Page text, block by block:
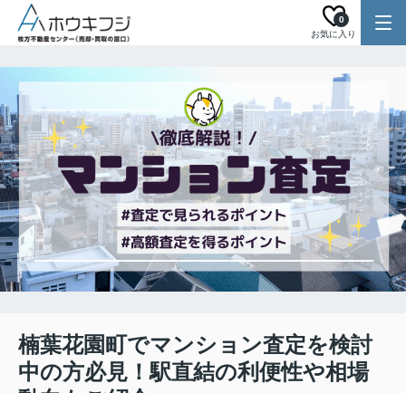
お気に入り
0
楠葉花園町でマンション査定を検討
中の方必見！駅直結の利便性や相場